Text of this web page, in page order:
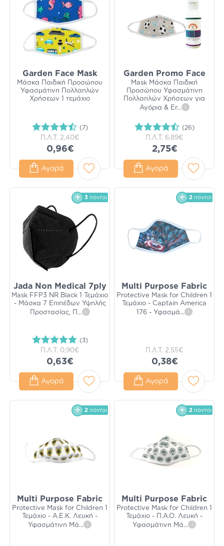
Garden Face Mask
Μάσκα Παιδική Προσώπου
Υφασμάτινη Πολλαπλών
Χρήσεων 1 τεμάχιο
(7)
Π.Λ.Τ. 2,40€
0,96€
Αγορά
Garden Promo Face
Mask Μάσκα Παιδική
Προσώπου Υφασμάτινη
Πολλαπλών Χρήσεων για
Αγόρια & Er... i
(26)
Π.Λ.Τ. 6,89€
2,75€
Αγορά
3 πόντοι
Jada Non Medical 7ply
Mask FFP3 NR Black 1 Τεμάχιο
- Μάσκα 7 Επιπέδων Υψηλής
Προστασίας, Π
... i
(3)
Π.Λ.Τ. 0,90€
0,63€
Αγορά
2 πόντοι
Multi Purpose Fabric
Protective Mask for Children 1
Τεμάχιο - Captain America
176 - Υφασμά... i
Π.Λ.Τ. 2,55€
0,38€
Αγορά
2 πόντοι
Multi Purpose Fabric
Protective Mask for Children 1
Τεμάχιο - Α.Ε.Κ. Λευκή -
Υφασμάτινη Μά... i
2 πόντοι
Multi Purpose Fabric
Protective Mask for Children 1
Τεμάχιο - Π.Α.Ο. Λευκή -
Υφασμάτινη Μά... i